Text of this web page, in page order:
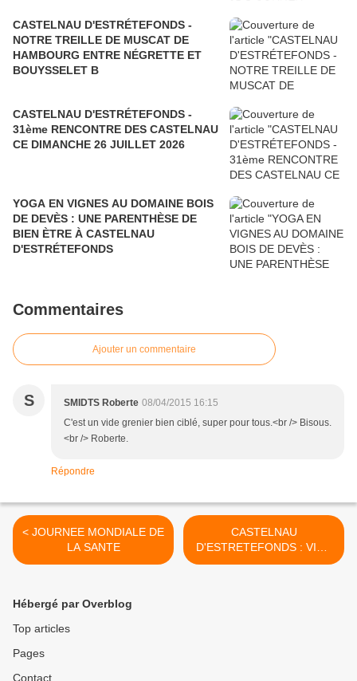
CASTELNAU D'ESTRÉTEFONDS -
NOTRE TREILLE DE MUSCAT DE
HAMBOURG ENTRE NÉGRETTE ET
BOUYSSELET B
CASTELNAU D'ESTRÉTEFONDS -
31ème RENCONTRE DES CASTELNAU
CE DIMANCHE 26 JUILLET 2026
YOGA EN VIGNES AU DOMAINE BOIS
DE DEVÈS : UNE PARENTHÈSE DE
BIEN ÈTRE À CASTELNAU
D'ESTRÉTEFONDS
Commentaires
Ajouter un commentaire
S SMIDTS Roberte 08/04/2015 16:15
C'est un vide grenier bien ciblé, super pour tous.<br /> Bisous.
<br /> Roberte.
Répondre
< JOURNEE MONDIALE DE
LA SANTE
CASTELNAU
D'ESTRETEFONDS : VIDE
GRENIER >
Hébergé par Overblog
Top articles
Pages
Contact